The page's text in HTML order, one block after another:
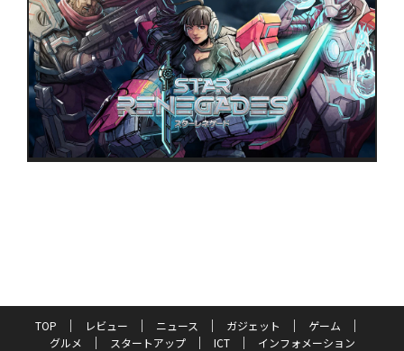
TOP レビュー ニュース ガジェット
ゲーム
グルメ
スタートアップ ICT
インフォメーション